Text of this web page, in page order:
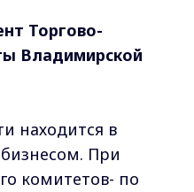
Торгово-
Владимирской
находится в
При
комитетов- по